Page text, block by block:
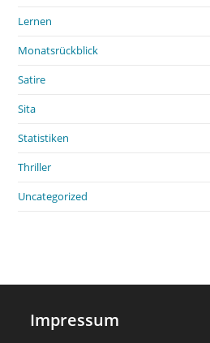
Lernen
Monatsrückblick
Satire
Sita
Statistiken
Thriller
Uncategorized
Impressum